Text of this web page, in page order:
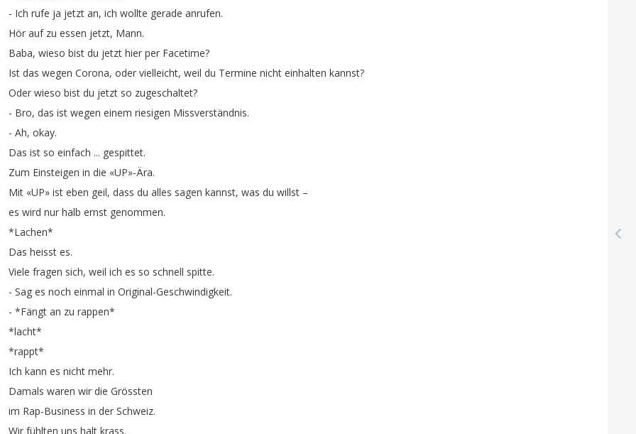
- Ich rufe ja jetzt an, ich wollte gerade anrufen.
Hör auf zu essen jetzt, Mann.
Baba, wieso bist du jetzt hier per Facetime?
Ist das wegen Corona, oder vielleicht, weil du Termine nicht einhalten kannst?
Oder wieso bist du jetzt so zugeschaltet?
- Bro, das ist wegen einem riesigen Missverständnis.
- Ah, okay.
Das ist so einfach ... gespittet.
Zum Einsteigen in die «UP»-Ära.
Mit «UP» ist eben geil, dass du alles sagen kannst, was du willst –
es wird nur halb ernst genommen.
*Lachen*
Das heisst es.
Viele fragen sich, weil ich es so schnell spitte.
- Sag es noch einmal in Original-Geschwindigkeit.
- *Fängt an zu rappen*
*lacht*
*rappt*
Ich kann es nicht mehr.
Damals waren wir die Grössten
im Rap-Business in der Schweiz.
Wir fühlten uns halt krass.